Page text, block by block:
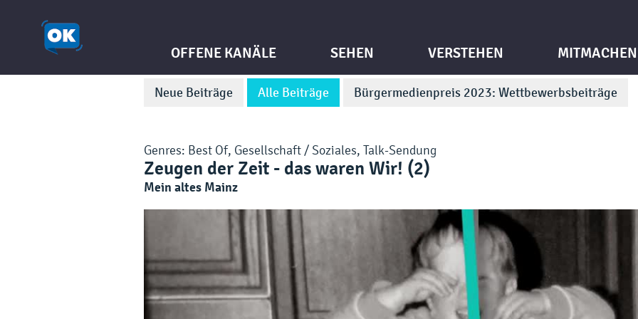
OFFENE KANÄLE SEHEN VERSTEHEN MITMACHEN
Neue Beiträge Alle Beiträge Bürgermedienpreis 2023: Wettbewerbsbeiträge
Genres: Best Of, Gesellschaft / Soziales, Talk-Sendung
Zeugen der Zeit - das waren Wir! (2)
Mein altes Mainz